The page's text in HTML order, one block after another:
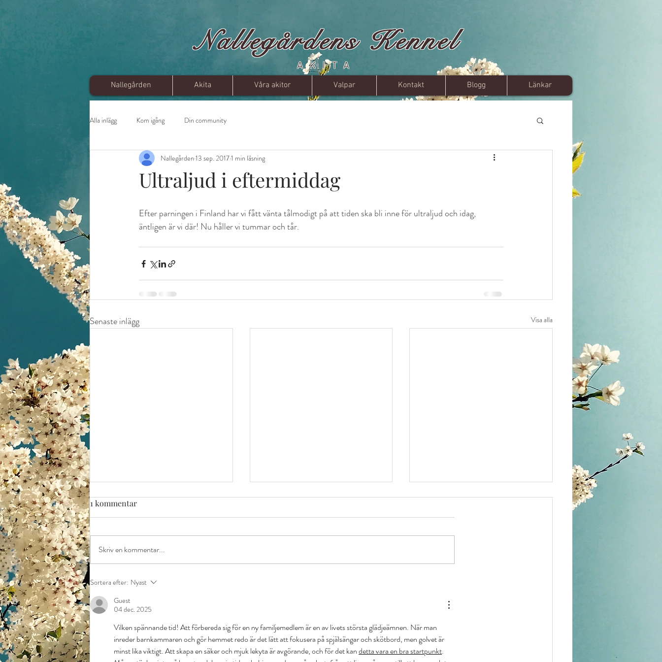
Nallegårdens Kennel
AKITA
Nallegården Akita Våra akitor Valpar Kontakt Blogg Länkar
Alla inlägg Kom igång Din community
Ultraljud i eftermiddag
Nallegården 13 sep. 20171 min läsning
Efter parningen i Finland har vi fått vänta tålmodigt på att tiden ska bli inne för ultraljud och idag,
äntligen är vi där! Nu håller vi tummar och tår.
Senaste inlägg Visa alla
Det blev inte riktigt som vi
1 kommentar
Skriv en kommentar...
Sortera efter: Nyast
Guest
04 dec. 2025
Vilken spännande tid! Att förbereda sig för en ny familjemedlem är en av livets största glädjeämnen. När man
inreder barnkammaren och gör hemmet redo är det lätt att fokusera på spjälsängar och skötbord, men golvet är
minst lika viktigt. Att skapa en säker och mjuk lekyta är avgörande, och för det kan detta vara en bra startpunkt.